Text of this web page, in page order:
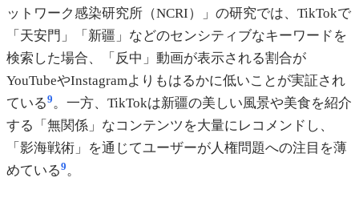
ットワーク感染研究所（NCRI）」の研究では、TikTokで
「天安門」「新疆」などのセンシティブなキーワードを
検索した場合、「反中」動画が表示される割合が
YouTubeやInstagramよりもはるかに低いことが実証され
ている9。一方、TikTokは新疆の美しい風景や美食を紹介
する「無関係」なコンテンツを大量にレコメンドし、
「影海戦術」を通じてユーザーが人権問題への注目を薄
めている9。